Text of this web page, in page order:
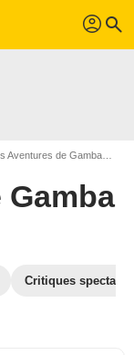
profil search
Aventures de Gamba
Critiques